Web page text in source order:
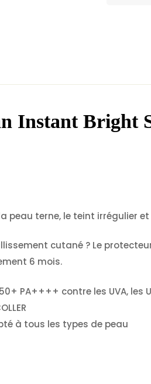
Instant Bright
peau terne, le teint irrégulier
cutané ? Le
6 mois.
PA++++ contre les UVA, les
à tous les types de peau